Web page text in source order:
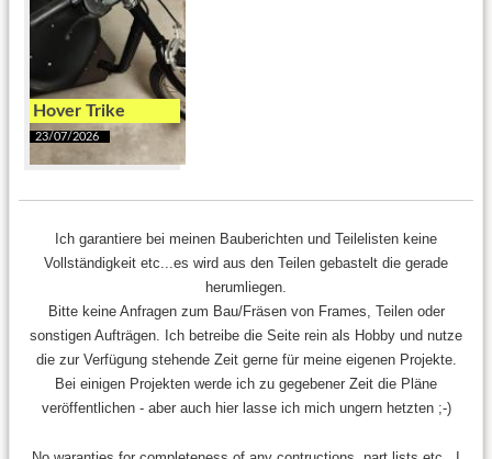
Hover Trike
23/07/2026
Ich garantiere bei meinen Bauberichten und Teilelisten keine
Vollständigkeit etc...es wird aus den Teilen gebastelt die gerade
herumliegen.
Bitte keine Anfragen zum Bau/Fräsen von Frames, Teilen oder
sonstigen Aufträgen. Ich betreibe die Seite rein als Hobby und nutze
die zur Verfügung stehende Zeit gerne für meine eigenen Projekte.
Bei einigen Projekten werde ich zu gegebener Zeit die Pläne
veröffentlichen - aber auch hier lasse ich mich ungern hetzten ;-)